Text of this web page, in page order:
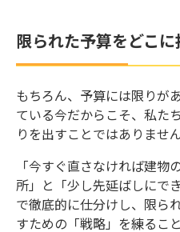
限られた予算をどこ
もちろん、予算には限りが
ている今だからこそ、私た
りを出すことではありません
「今すぐ直さなければ建
所」と「少し先延ばしにで
で徹底的に仕分けし、限ら
すための「戦略」を練ること